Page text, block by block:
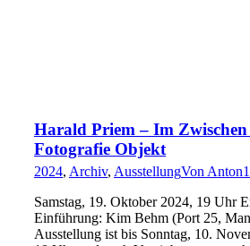
Harald Priem – Im
Fotografie Objekt
2024, Archiv, AusstellungVon Anton
Samstag, 19. Oktober 2024, 19 Uhr
Einführung: Kim Behm (Port 25,
Ausstellung ist bis Sonntag, 10.